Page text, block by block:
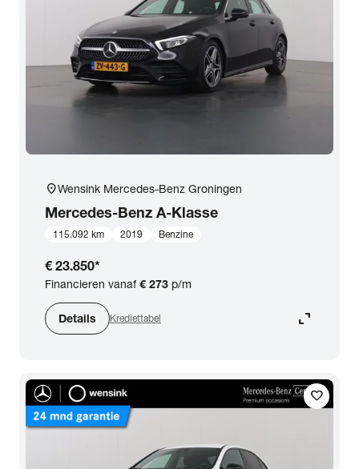
BTW (aftrekbaar) / Marge (BTW niet aftrekbaar)
Merk & Model
Mercedes-Benz close
Bouwjaar
Staat van de auto
Brandstof
Transmissie
Opties
location_onWensink Mercedes-Benz Groningen
Mercedes-Benz A-Klasse
115.092 km 2019 Benzine
€ 23.850*
Financieren vanaf€ 273 p/m
Details Krediettabel expand_content
favorite